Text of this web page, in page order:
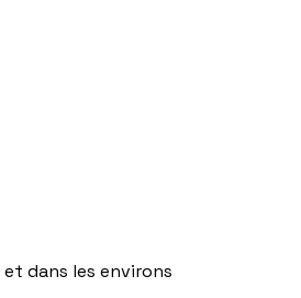
et dans les environs